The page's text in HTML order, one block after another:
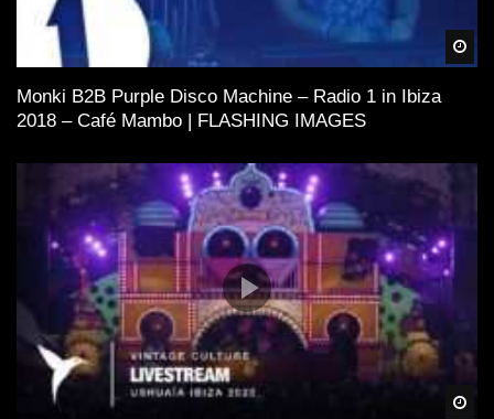
Monki B2B Purple Disco Machine – Radio 1 in Ibiza
2018 – Café Mambo | FLASHING IMAGES